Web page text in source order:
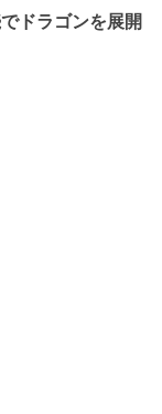
ドラゴンを展開